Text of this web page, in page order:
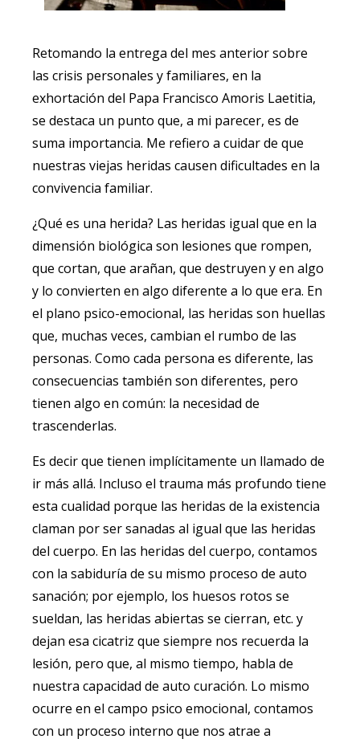
Retomando la entrega del mes anterior sobre
las crisis personales y familiares, en la
exhortación del Papa Francisco Amoris Laetitia,
se destaca un punto que, a mi parecer, es de
suma importancia. Me refiero a cuidar de que
nuestras viejas heridas causen dificultades en la
convivencia familiar.
¿Qué es una herida? Las heridas igual que en la
dimensión biológica son lesiones que rompen,
que cortan, que arañan, que destruyen y en algo
y lo convierten en algo diferente a lo que era. En
el plano psico-emocional, las heridas son huellas
que, muchas veces, cambian el rumbo de las
personas. Como cada persona es diferente, las
consecuencias también son diferentes, pero
tienen algo en común: la necesidad de
trascenderlas.
Es decir que tienen implícitamente un llamado de
ir más allá. Incluso el trauma más profundo tiene
esta cualidad porque las heridas de la existencia
claman por ser sanadas al igual que las heridas
del cuerpo. En las heridas del cuerpo, contamos
con la sabiduría de su mismo proceso de auto
sanación; por ejemplo, los huesos rotos se
sueldan, las heridas abiertas se cierran, etc. y
dejan esa cicatriz que siempre nos recuerda la
lesión, pero que, al mismo tiempo, habla de
nuestra capacidad de auto curación. Lo mismo
ocurre en el campo psico emocional, contamos
con un proceso interno que nos atrae a